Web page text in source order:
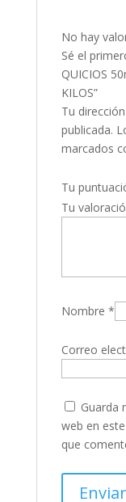
No hay
Sé el
QUICIOS
KILOS”
Tu
publicada.
marcados
Tu
Tu
Nombre *
Correo
Guarda
web en
que